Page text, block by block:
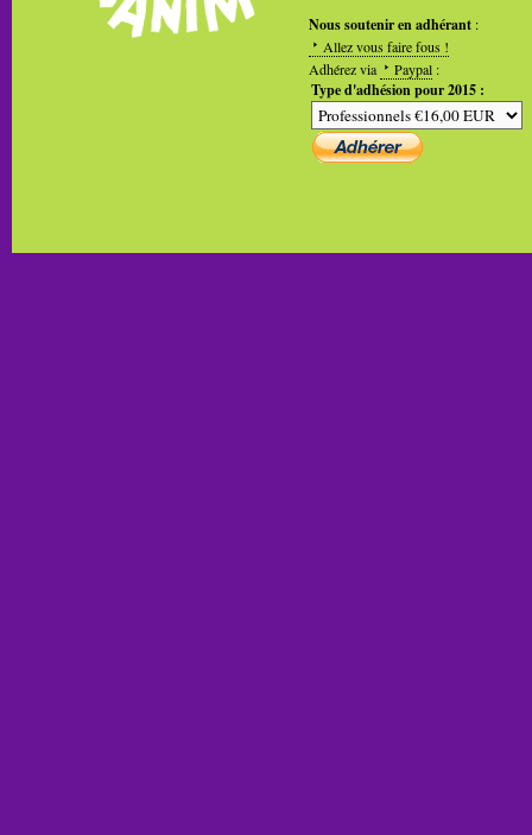
Nous soutenir en adhérant :
Allez vous faire fous !
Adhérez via
Paypal :
Type d'adhésion pour 2015 :